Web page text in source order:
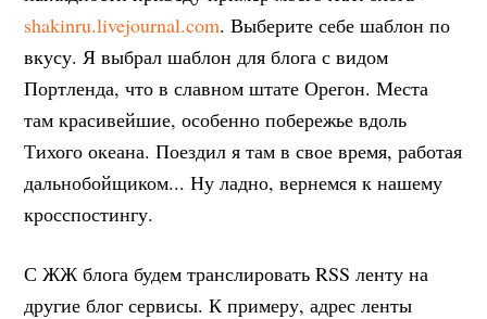
shakinru.livejournal.com. Выберите себе шаблон по
вкусу. Я выбрал шаблон для блога с видом
Портленда, что в славном штате Орегон. Места
там красивейшие, особенно побережье вдоль
Тихого океана. Поездил я там в свое время, работая
дальнобойщиком... Ну ладно, вернемся к нашему
кросспостингу.
С ЖЖ блога будем транслировать RSS ленту на
другие блог сервисы. К примеру, адрес ленты